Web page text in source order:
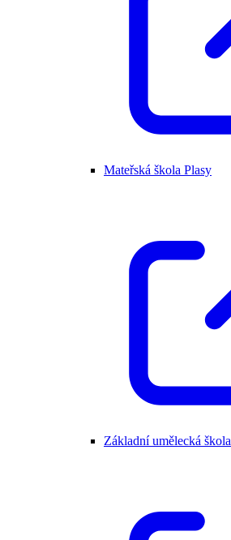
Mateřská škola Plasy
Základní umělecká škola